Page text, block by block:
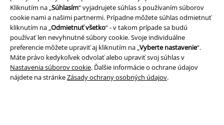
Kliknutím na „Súhlasím“ vyjadrujete súhlas s používaním súborov
cookie nami a našimi partnermi. Prípadne môžete súhlas odmietnuť
kliknutím na „Odmietnuť všetko“ - v takom prípade sa budú
používať len nevyhnutné súbory cookie. Svoje individuálne
preferencie môžete upraviť aj kliknutím na „Vyberte nastavenie“.
Máte právo kedykoľvek odvolať alebo upraviť svoj súhlas v
Nastavenia súborov cookie. Ďalšie informácie o ochrane údajov
nájdete na stránkeZásady ochrany osobných údajov.